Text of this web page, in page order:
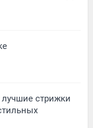
стрижки